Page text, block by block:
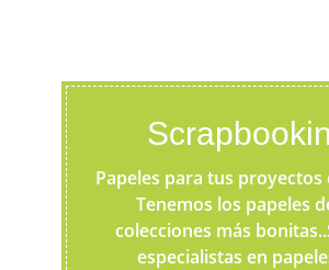
Papeles para tus proyectos
Tenemos los papeles
colecciones más
especialistas en